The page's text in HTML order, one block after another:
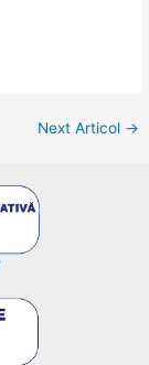
Next Articol →